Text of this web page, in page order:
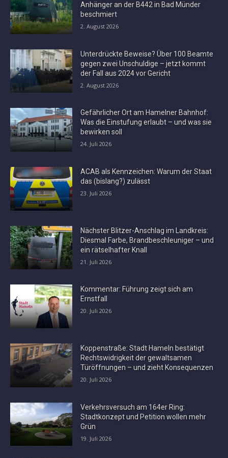
Anhänger an der B442 in Bad Münder
beschmiert
2. August 2026
Unterdrückte Beweise? Über 100 Beamte
gegen zwei Unschuldige – jetzt kommt
der Fall aus 2024 vor Gericht
2. August 2026
Gefährlicher Ort am Hamelner Bahnhof:
Was die Einstufung erlaubt – und was sie
bewirken soll
24. Juli 2026
ACAB als Kennzeichen: Warum der Staat
das (bislang?) zulässt
23. Juli 2026
Nächster Blitzer-Anschlag im Landkreis:
Diesmal Farbe, Brandbeschleuniger – und
ein rätselhafter Knall
21. Juli 2026
Kommentar: Führung zeigt sich am
Ernstfall
20. Juli 2026
Koppenstraße: Stadt Hameln bestätigt
Rechtswidrigkeit der gewaltsamen
Türöffnungen – und zieht Konsequenzen
20. Juli 2026
Verkehrsversuch am 164er Ring:
Stadtkonzept und Petition wollen mehr
Grün
19. Juli 2026